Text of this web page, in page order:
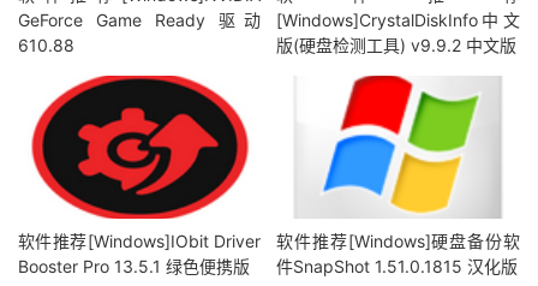
GeForce Game Ready 驱动
610.88
[Windows]CrystalDiskInfo中文
版(硬盘检测工具) v9.9.2 中文版
软件推荐[Windows]IObit Driver
Booster Pro 13.5.1 绿色便携版
软件推荐[Windows]硬盘备份软
件SnapShot 1.51.0.1815 汉化版